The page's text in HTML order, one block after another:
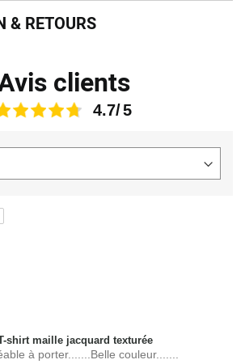
& RETOURS
clients
4.7
shirt maille jacquard texturée
à porter.......Belle couleur.......